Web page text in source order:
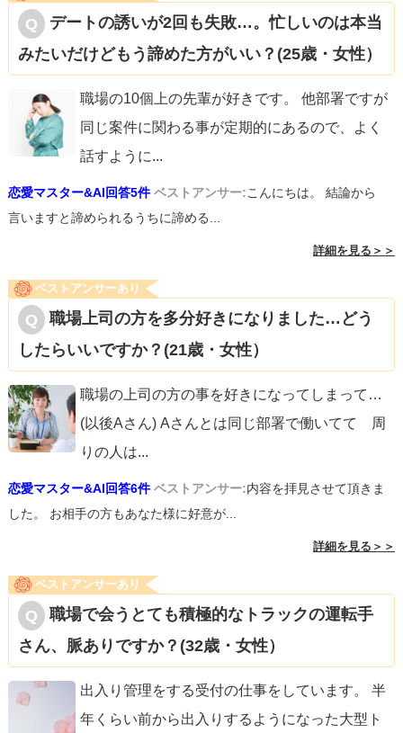
デートの誘いが2回も失敗…。忙しいのは本当
みたいだけどもう諦めた方がいい？(25歳・女性）
職場の10個上の先輩が好きです。 他部署ですが
同じ案件に関わる事が定期的にあるので、よく
話すように...
恋愛マスター&AI回答5件 ベストアンサー:こんにちは。 結論から
言いますと諦められるうちに諦める...
詳細を見る＞＞
ベストアンサーあり
職場上司の方を多分好きになりました…どう
したらいいですか？(21歳・女性）
職場の上司の方の事を好きになってしまって…
(以後Aさん) Aさんとは同じ部署で働いてて 周
りの人は...
恋愛マスター&AI回答6件 ベストアンサー:内容を拝見させて頂きま
した。 お相手の方もあなた様に好意が...
詳細を見る＞＞
ベストアンサーあり
職場で会うとても積極的なトラックの運転手
さん、脈ありですか？(32歳・女性）
出入り管理をする受付の仕事をしています。 半
年くらい前から出入りするようになった大型ト